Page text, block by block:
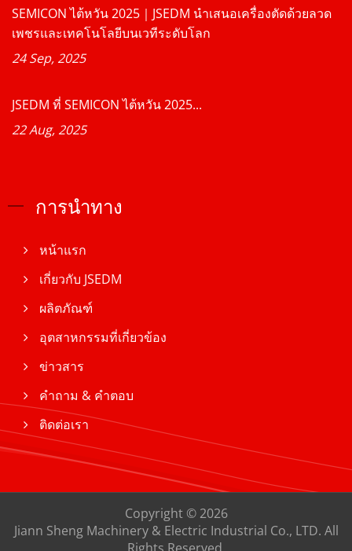
SEMICON ไต้หวัน 2025｜JSEDM นำเสนอเครื่องตัดด้วยลวด
เพชรและเทคโนโลยีบนเวทีระดับโลก
24 Sep, 2025
JSEDM ที่ SEMICON ไต้หวัน 2025...
22 Aug, 2025
การนำทาง
หน้าแรก
เกี่ยวกับ JSEDM
ผลิตภัณฑ์
อุตสาหกรรมที่เกี่ยวข้อง
ข่าวสาร
คำถาม & คำตอบ
ติดต่อเรา
Copyright © 2026
Jiann Sheng Machinery & Electric Industrial Co., LTD. All